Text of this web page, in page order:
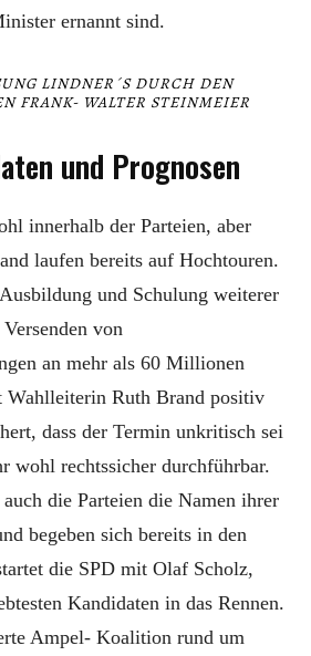
ernannt sind.
LINDNER´S DURCH DEN
FRANK- WALTER STEINMEIER
und Prognosen
innerhalb der Parteien, aber
laufen bereits auf Hochtouren.
und Schulung weiterer
von
an mehr als 60 Millionen
Wahlleiterin Ruth Brand positiv
dass der Termin unkritisch sei
wohl rechtssicher durchführbar.
die Parteien die Namen ihrer
begeben sich bereits in den
die SPD mit Olaf Scholz,
Kandidaten in das Rennen.
Ampel- Koalition rund um